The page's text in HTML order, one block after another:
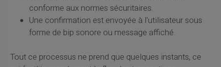
conforme aux normes sécuritaires.
Une confirmation est envoyée à l'utilisateur sous
forme de bip sonore ou message affiché.
Tout ce processus ne prend que quelques instants, ce